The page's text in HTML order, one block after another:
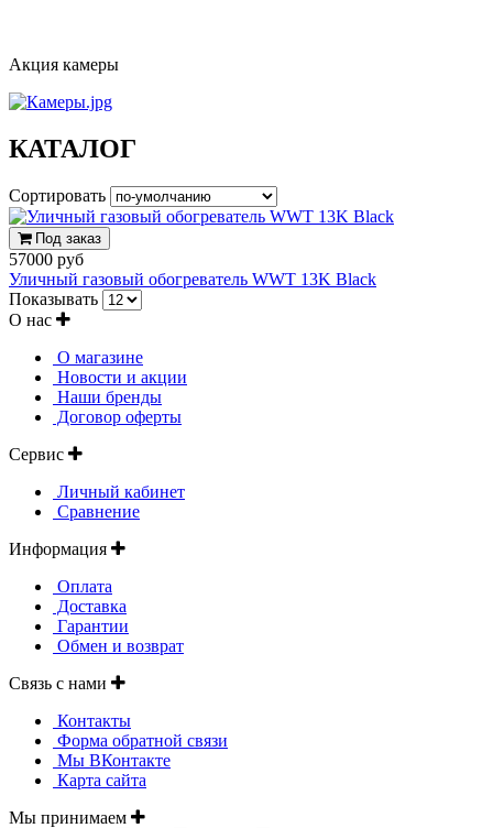
Акция камеры
КАТАЛОГ
Сортировать
Под заказ
57000 руб
Уличный газовый обогреватель WWT 13K Black
Показывать
О нас
О магазине
Новости и акции
Наши бренды
Договор оферты
Сервис
Личный кабинет
Сравнение
Информация
Оплата
Доставка
Гарантии
Обмен и возврат
Связь с нами
Контакты
Форма обратной связи
Мы ВКонтакте
Карта сайта
Мы принимаем